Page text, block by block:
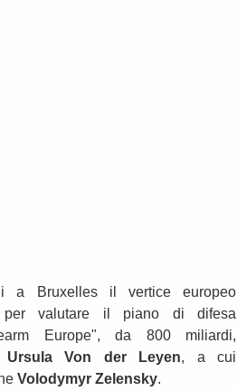
a Bruxelles il vertice europeo
per valutare il piano di difesa
Europe", da 800 miliardi,
Ursula Von der Leyen, a cui
Volodymyr Zelensky.